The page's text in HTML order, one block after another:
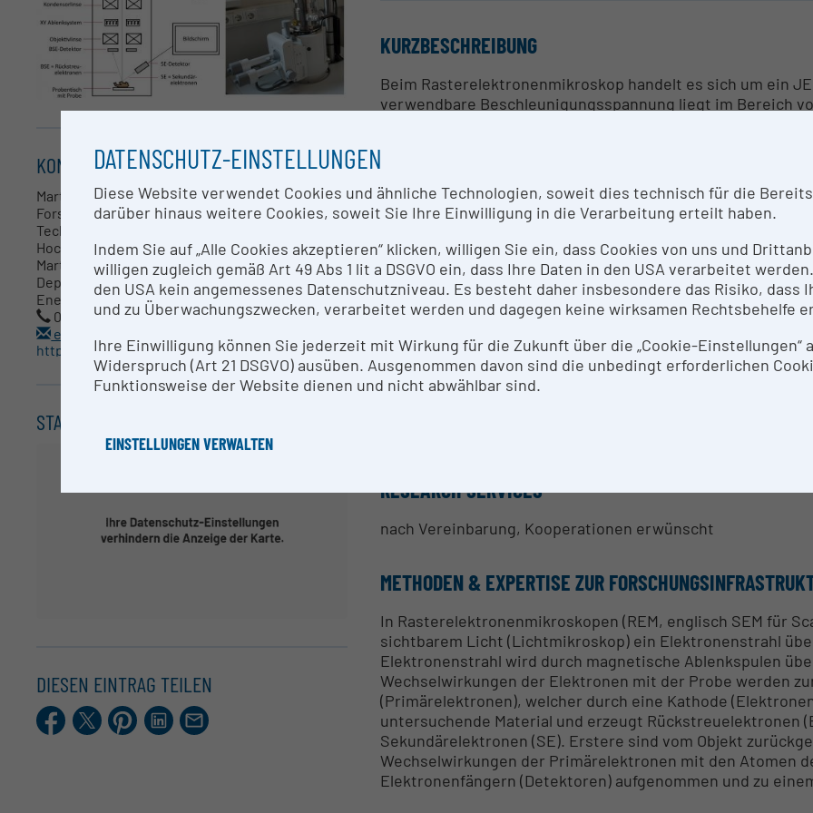
KURZBESCHREIBUNG
Beim Rasterelektronenmikroskop handelt es sich um ein
verwendbare Beschleunigungsspannung liegt im Bereich
Die maximale Probengröße besitzt einen Durchmesser von
des Objekttisches sind motorisiert und ermöglichen eine
Möglichkeit zur Probenanalyse im Niedervakuumbereich
Kathode verwendet. Das Gerät zeichnet sich durch seine
ermöglicht die Analyse von verschiedensten Materialien.
von Polymerstrukturen in Filtrationsmembranen, der
Formbestimmung von Kohle- bzw. Aktivkohlepartikeln.
Probenbeschichtung und dem verfügbaren
elektrisch nicht leitfähige Materialien (wie bspw.
ANSPRECHPERSON
RESEARCH SERVICES
nach Vereinbarung, Kooperationen erwünscht
METHODEN & EXPERTISE ZUR
In Rasterelektronenmikroskopen (REM, englisch SEM für
sichtbarem Licht (Lichtmikroskop) ein Elektronenstrahl
Elektronenstrahl wird durch magnetische Ablenkspulen
Wechselwirkungen der Elektronen mit der Probe werden
(Primärelektronen), welcher durch eine Kathode
untersuchende Material und erzeugt Rückstreuelektronen
Sekundärelektronen (SE). Erstere sind vom Objekt
Wechselwirkungen der Primärelektronen mit den Atomen
Elektronenfängern (Detektoren) aufgenommen und zu
KONTAKT
Martin Spruck ist Schwerpunktleiter des
Forschungsschwerpunktes "Energy & Process
Technologies" am MCI - Die Unternehmerische
Hochschule®.
Martin Spruck
Department Umwelt-, Verfahrens- und
Energietechnik
051220703236
energyandprocess@mci.edu
https://www.mci.edu
STANDORT
DIESEN EINTRAG TEILEN
Facebook
X.comPinterestLinkedIn
E-
Mail
DATENSCHUTZ-EINSTELLUNGEN
Diese Website verwendet Cookies und ähnliche Technologien, soweit dies technisch für die
darüber hinaus weitere Cookies, soweit Sie Ihre Einwilligung in die Verarbeitung erteilt haben.
Indem Sie auf „Alle Cookies akzeptieren“ klicken, willigen Sie ein, dass Cookies von uns und
willigen zugleich gemäß Art 49 Abs 1 lit a DSGVO ein, dass Ihre Daten in den USA verarbeitet
den USA kein angemessenes Datenschutzniveau. Es besteht daher insbesondere das Risiko, dass
und zu Überwachungszwecken, verarbeitet werden und dagegen keine wirksamen Rechtsbehelfe
Ihre Einwilligung können Sie jederzeit mit Wirkung für die Zukunft über die „Cookie-Einstellungen“
Widerspruch (Art 21 DSGVO) ausüben. Ausgenommen davon sind die unbedingt erforderlichen
Funktionsweise der Website dienen und nicht abwählbar sind.
EINSTELLUNGEN VERWALTEN